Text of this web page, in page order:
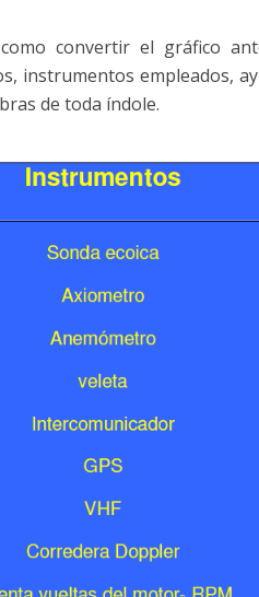
convertir el gráfico
instrumentos empleados,
de toda índole.